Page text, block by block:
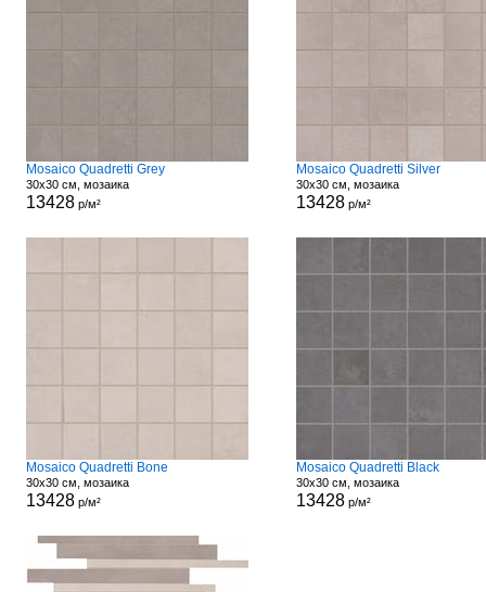
Mosaico Quadretti Grey
30x30 см, мозаика
13428р/м²
Mosaico Quadretti Silver
30x30 см, мозаика
13428р/м²
Mosaico Quadretti Bone
30x30 см, мозаика
13428р/м²
Mosaico Quadretti Black
30x30 см, мозаика
13428р/м²